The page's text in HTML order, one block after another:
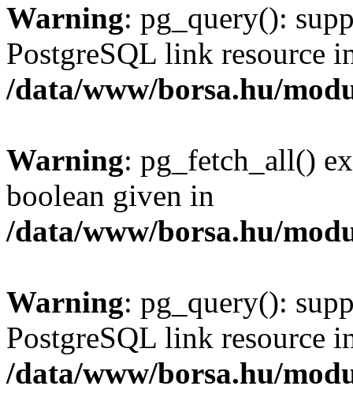
Warning: pg_query():
PostgreSQL link resource
/data/www/borsa.hu/
Warning: pg_fetch_all()
boolean given in
/data/www/borsa.hu/
Warning: pg_query():
PostgreSQL link resource
/data/www/borsa.hu/